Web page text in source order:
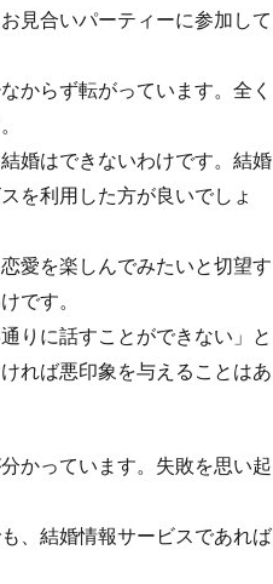
見合いパーティーに参加して
からず転がっています。全く
婚はできないわけです。結婚
を利用した方が良いでしょ
愛を楽しんでみたいと切望す
です。
りに話すことができない」と
れば悪印象を与えることはあ
かっています。失敗を思い起
、結婚情報サービスであれば